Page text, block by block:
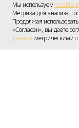
Мы используем cookie-
Метрика для анализа
Продолжая
«Согласен», вы даёте
данных метрическими